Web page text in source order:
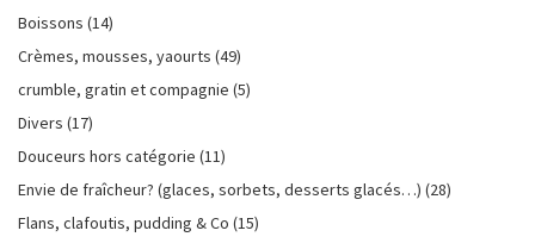
Boissons (14)
Crèmes, mousses, yaourts (49)
crumble, gratin et compagnie (5)
Divers (17)
Douceurs hors catégorie (11)
Envie de fraîcheur? (glaces, sorbets, desserts glacés…) (28)
Flans, clafoutis, pudding & Co (15)